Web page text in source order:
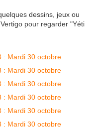
dessins, jeux ou
pour regarder "Yéti